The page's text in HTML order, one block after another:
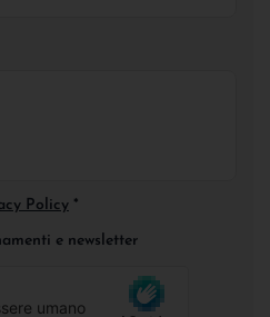
Policy *
e newsletter